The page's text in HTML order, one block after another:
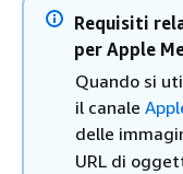
Requisiti
per Apple
Quando si
il canale
delle
URL di